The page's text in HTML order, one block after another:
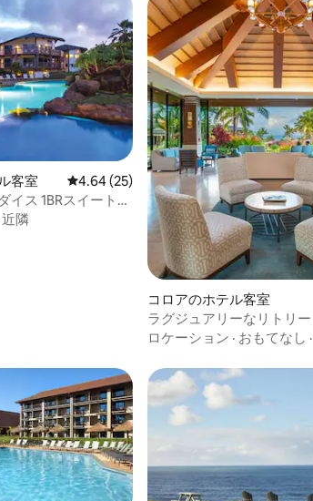
均評価
客室 レビュー25件、5つ星中4.64つ星の平均
4.64 (25)
イス 1BRスイート
オ・カイ
近隣
コロアのホテル客室
ラグジュアリーなリトリ
メニティ・設備｜簡易キ
ロケーション · おもてなし